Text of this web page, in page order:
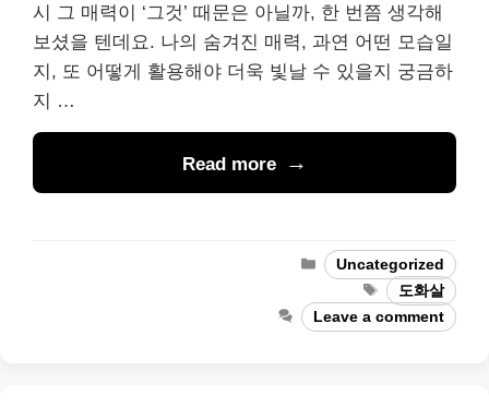
시 그 매력이 ‘그것’ 때문은 아닐까, 한 번쯤 생각해
보셨을 텐데요. 나의 숨겨진 매력, 과연 어떤 모습일
지, 또 어떻게 활용해야 더욱 빛날 수 있을지 궁금하
지 …
Read more
Categories
Uncategorized
Tags도화살
Leave a comment